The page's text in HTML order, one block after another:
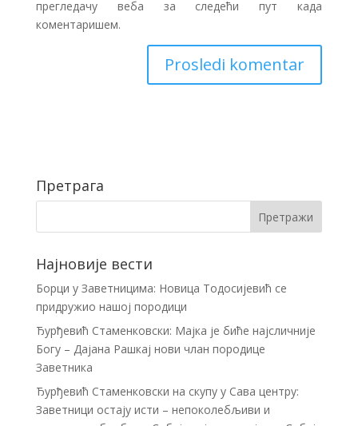
прегледачу веба за следећи пут када
коментаришем.
Претрага
Најновије вести
Борци у Заветницима: Новица Тодосијевић се
придружио нашој породици
Ђурђевић Стаменковски: Мајка је биће најсличније
Богу – Дајана Рашкај нови члан породице
Заветника
Ђурђевић Стаменковски на скупу у Сава центру:
Заветници остају исти – непоколебљиви и